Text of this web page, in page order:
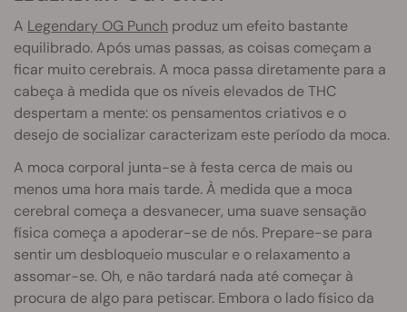
A Legendary OG Punch produz um efeito bastante
equilibrado. Após umas passas, as coisas começam a
ficar muito cerebrais. A moca passa diretamente para a
cabeça à medida que os níveis elevados de THC
despertam a mente: os pensamentos criativos e o
desejo de socializar caracterizam este período da moca.
A moca corporal junta-se à festa cerca de mais ou
menos uma hora mais tarde. À medida que a moca
cerebral começa a desvanecer, uma suave sensação
física começa a apoderar-se de nós. Prepare-se para
sentir um desbloqueio muscular e o relaxamento a
assomar-se. Oh, e não tardará nada até começar à
procura de algo para petiscar. Embora o lado físico da